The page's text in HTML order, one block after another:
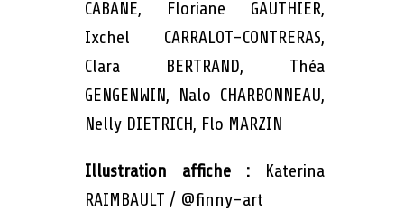
CABANE, Floriane GAUTHIER,
Ixchel CARRALOT-CONTRERAS,
Clara BERTRAND, Théa
GENGENWIN, Nalo CHARBONNEAU,
Nelly DIETRICH, Flo MARZIN
Illustration affiche : Katerina
RAIMBAULT / @finny-art